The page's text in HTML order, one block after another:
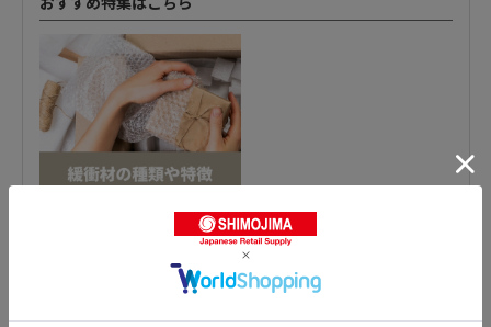
クラフト紙の人気商品との比較